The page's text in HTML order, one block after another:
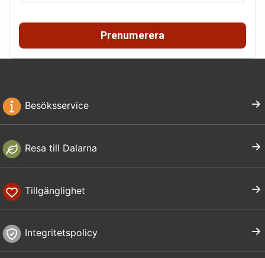
Prenumerera
Besöksservice
Resa till Dalarna
Tillgänglighet
Integritetspolicy